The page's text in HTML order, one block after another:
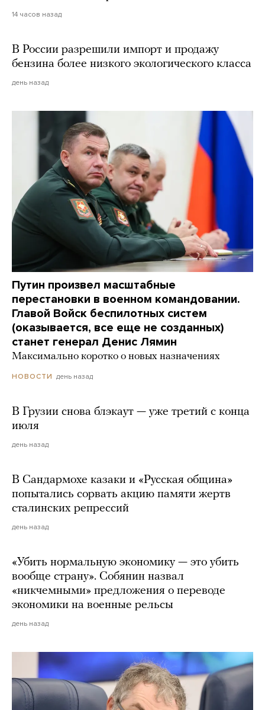
14 часов назад
В России разрешили импорт и продажу
бензина более низкого экологического класса
день назад
Путин произвел масштабные
перестановки в военном командовании.
Главой Войск беспилотных систем
(оказывается, все еще не созданных)
станет генерал Денис Лямин
Максимально коротко о новых назначениях
НОВОСТИ день назад
В Грузии снова блэкаут — уже третий с конца
июля
день назад
В Сандармохе казаки и «Русская община»
попытались сорвать акцию памяти жертв
сталинских репрессий
день назад
«Убить нормальную экономику — это убить
вообще страну». Собянин назвал
«никчемными» предложения о переводе
экономики на военные рельсы
день назад